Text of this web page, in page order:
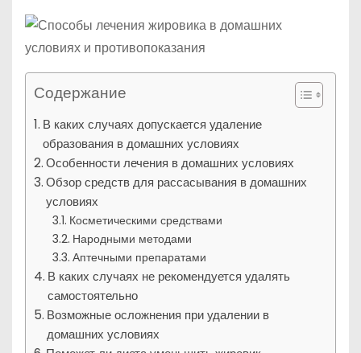
Содержание
В каких случаях допускается удаление
образования в домашних условиях
Особенности лечения в домашних условиях
Обзор средств для рассасывания в домашних
условиях
Косметическими средствами
Народными методами
Аптечными препаратами
В каких случаях не рекомендуется удалять
самостоятельно
Возможные осложнения при удалении в
домашних условиях